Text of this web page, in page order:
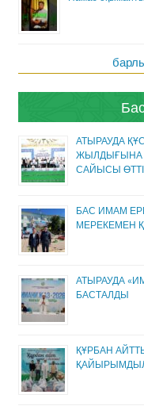
АТЫРАУДА
ЖЫЛДЫҒЫНА
САЙЫСЫ ӨТТІ
БАС ИМАМ
МЕРЕКЕМЕН
АТЫРАУДА
БАСТАЛДЫ
ҚҰРБАН